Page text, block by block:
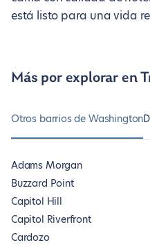
está listo para una vida
Más por explorar en
Otros barrios de Washington
Adams Morgan
Buzzard Point
Capitol Hill
Capitol Riverfront
Cardozo